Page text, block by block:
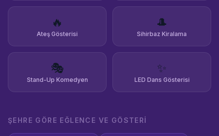
🔥
Ateş Gösterisi
🎩
Sihirbaz Kiralama
🎭
Stand-Up Komedyen
✨
LED Dans Gösterisi
ŞEHRE GÖRE EĞLENCE VE GÖSTERI